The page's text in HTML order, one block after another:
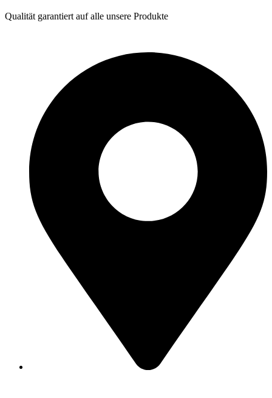
Qualität garantiert auf alle unsere Produkte